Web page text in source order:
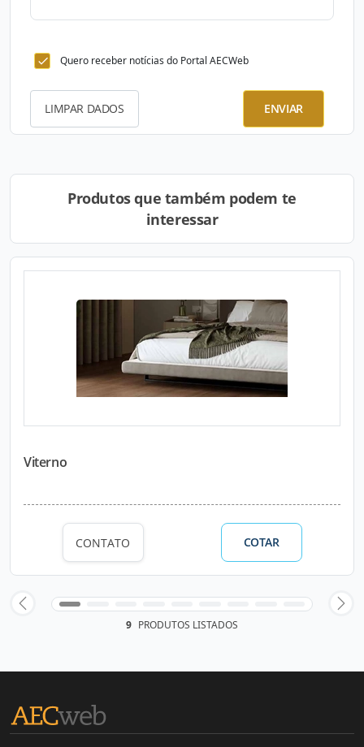
Quero receber notícias do Portal AECWeb
LIMPAR DADOS ENVIAR
Produtos que também podem te
interessar
Viterno
CONTATO COTAR
9 PRODUTOS LISTADOS